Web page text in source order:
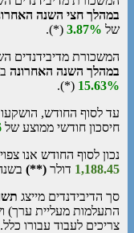
במהלך חצי השנה
של 3.87%
(*).
המשכורת מדיבידנדים
במהלך השנה האחרונה
15.63%
(*).
עד לסוף החודש,
חיסכון חודשי ממוצע של
נכון לסוף החודש אנו
1,188.45 דולר (**)
סך הדיבידנדים מייצג
התעלמות מעליית ערך)
צריכים לעבוד עבורו כלל.